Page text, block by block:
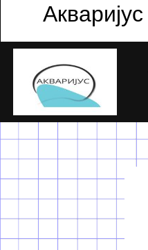
Акваријус